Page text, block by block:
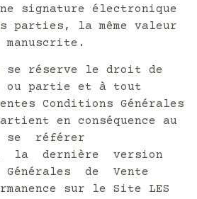
signature électronique
la même valeur
manuscrite.
se réserve le droit de
ou partie et à tout
Conditions Générales
en conséquence au
se référer
la dernière version
de Vente
sur le Site LES